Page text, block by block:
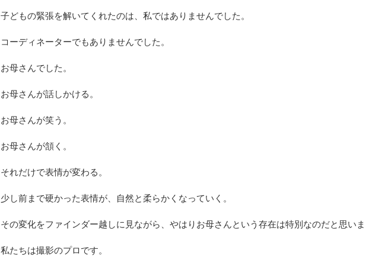
子どもの緊張を解いてくれたのは、私ではありませんでした。
コーディネーターでもありませんでした。
お母さんでした。
お母さんが話しかける。
お母さんが笑う。
お母さんが頷く。
それだけで表情が変わる。
少し前まで硬かった表情が、自然と柔らかくなっていく。
その変化をファインダー越しに見ながら、やはりお母さんという存在は特別なのだと思い
私たちは撮影のプロです。